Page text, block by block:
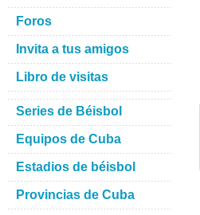
Foros
Invita a tus amigos
Libro de visitas
Series de Béisbol
Equipos de Cuba
Estadios de béisbol
Provincias de Cuba